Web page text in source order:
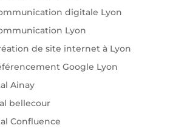
digitale Lyon
Lyon
de site internet à Lyon
Google Lyon
Ainay
bellecour
Confluence